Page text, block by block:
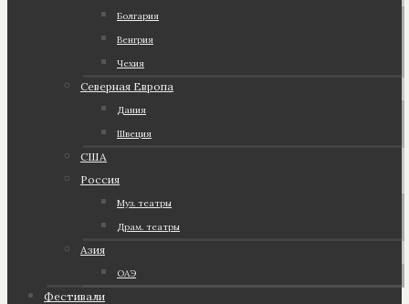
Болгария
Венгрия
Чехия
Северная Европа
Дания
Швеция
США
Россия
Муз. театры
Драм. театры
Азия
ОАЭ
Фестивали